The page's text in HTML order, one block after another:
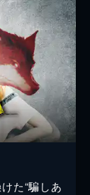
た“騙しあ